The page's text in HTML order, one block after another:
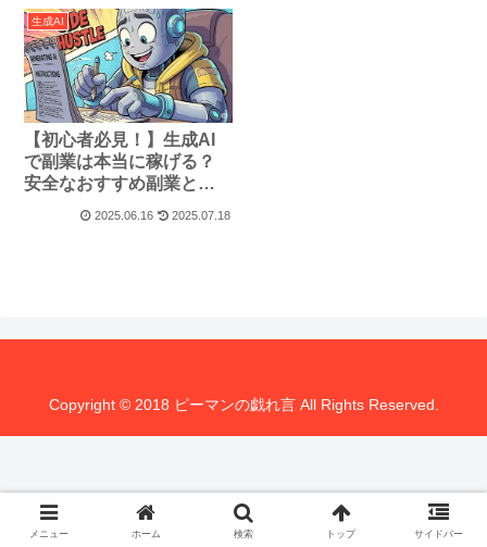
生成AI
【初心者必見！】生成AI
で副業は本当に稼げる？
安全なおすすめ副業と注
2025.06.16 2025.07.18
Copyright © 2018 ピーマンの戯れ言 All Rights Reserved.
メニュー ホーム 検索 トップ サイドバー